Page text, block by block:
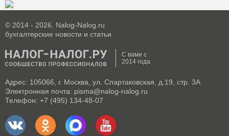
© 2014 - 2026. Nalog-Nalog.ru
бухгалтерские новости и статьи.
С вами с
2014 года
Адрес: 105066, г. Москва, ул. Спартаковская, д.19, стр. 3А
Электронная почта: pisma@nalog-nalog.ru
Телефон: +7 (495) 134-48-07